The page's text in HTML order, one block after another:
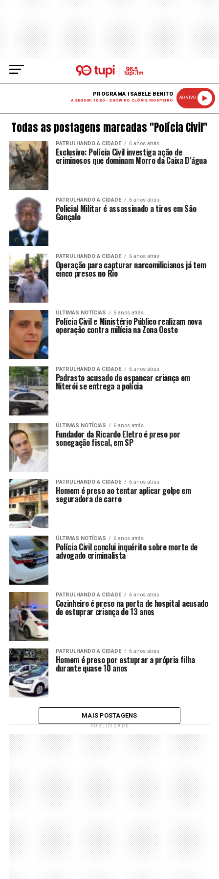
PROGRAMA ISABELE BENITO
A SEGUIR: 10:00 - SHOW DO CLÓVIS MONTEIRO
AO VIVO
Todas as postagens marcadas "Polícia Civil"
PATRULHANDO A CIDADE 6 anos atrás
Exclusivo: Polícia Civil investiga ação de
criminosos que dominam Morro da Caixa D’água
PATRULHANDO A CIDADE 6 anos atrás
Policial Militar é assassinado a tiros em São
Gonçalo
PATRULHANDO A CIDADE 6 anos atrás
Operação para capturar narcomilicianos já tem
cinco presos no Rio
ÚLTIMAS NOTÍCIAS 6 anos atrás
Polícia Civil e Ministério Público realizam nova
operação contra milícia na Zona Oeste
PATRULHANDO A CIDADE 6 anos atrás
Padrasto acusado de espancar criança em
Niterói se entrega a polícia
ÚLTIMAS NOTÍCIAS 6 anos atrás
Fundador da Ricardo Eletro é preso por
sonegação fiscal, em SP
PATRULHANDO A CIDADE 6 anos atrás
Homem é preso ao tentar aplicar golpe em
seguradora de carro
ÚLTIMAS NOTÍCIAS 6 anos atrás
Polícia Civil conclui inquérito sobre morte de
advogado criminalista
PATRULHANDO A CIDADE 6 anos atrás
Cozinheiro é preso na porta de hospital acusado
de estuprar criança de 13 anos
PATRULHANDO A CIDADE 6 anos atrás
Homem é preso por estuprar a própria filha
durante quase 10 anos
MAIS POSTAGENS
PUBLICIDADE